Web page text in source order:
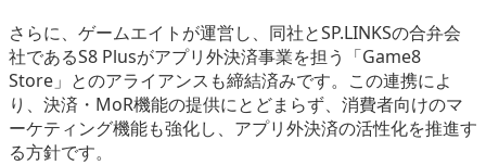
さらに、ゲームエイトが運営し、同社とSP.LINKSの合弁会
社であるS8 Plusがアプリ外決済事業を担う「Game8
Store」とのアライアンスも締結済みです。この連携によ
り、決済・MoR機能の提供にとどまらず、消費者向けのマ
ーケティング機能も強化し、アプリ外決済の活性化を推進す
る方針です。